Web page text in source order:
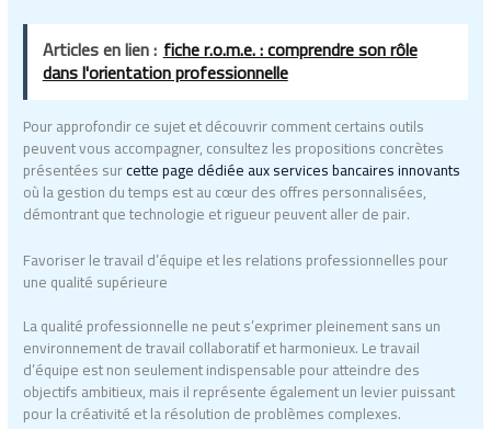
Articles en lien : fiche r.o.m.e. : comprendre son rôle
dans l'orientation professionnelle
Pour approfondir ce sujet et découvrir comment certains outils
peuvent vous accompagner, consultez les propositions concrètes
présentées surcette page dédiée aux services bancaires innovants
où la gestion du temps est au cœur des offres personnalisées,
démontrant que technologie et rigueur peuvent aller de pair.
Favoriser le travail d’équipe et les relations professionnelles pour
une qualité supérieure
La qualité professionnelle ne peut s’exprimer pleinement sans un
environnement de travail collaboratif et harmonieux. Le travail
d’équipe est non seulement indispensable pour atteindre des
objectifs ambitieux, mais il représente également un levier puissant
pour la créativité et la résolution de problèmes complexes.